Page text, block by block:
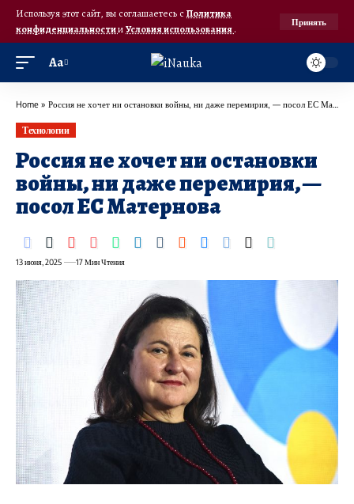
Используя этот сайт, вы соглашаетесь с Политика
конфиденциальностииУсловия использования.
Принять
Аа
Home » Россия не хочет ни остановки войны, ни даже перемирия, — посол ЕС Матернова
Технологии
Россия не хочет ни остановки
войны, ни даже перемирия, —
посол ЕС Матернова
13 июня, 2025 17 Мин Чтения